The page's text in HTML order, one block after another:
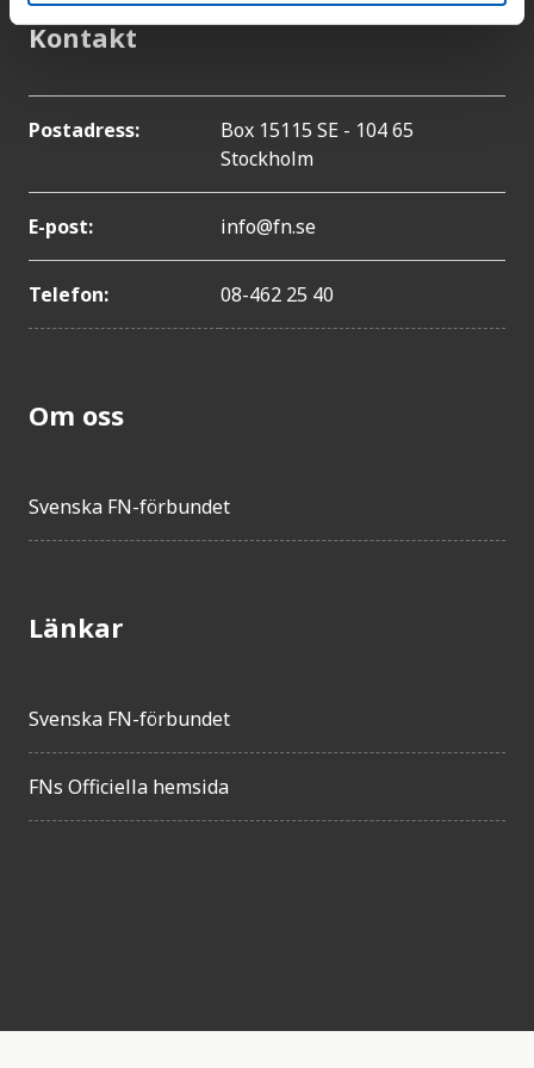
Kontakt
Postadress:
Box 15115 SE - 104 65
Stockholm
E-post: info@fn.se
Telefon: 08-462 25 40
Om oss
Svenska FN-förbundet
Länkar
Svenska FN-förbundet
FNs Officiella hemsida